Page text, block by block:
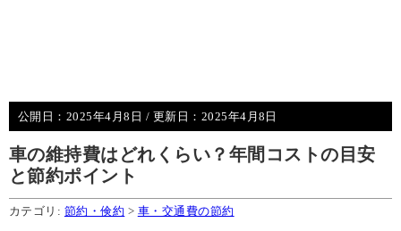
公開日： 2025年4月8日 / 更新日： 2025年4月8日
車の維持費はどれくらい？年間コストの目安
と節約ポイント
カテゴリ: 節約・倹約 > 車・交通費の節約